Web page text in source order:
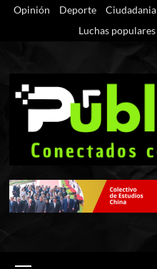
SaltarOpinión Deporte Ciudadania
Luchas populares